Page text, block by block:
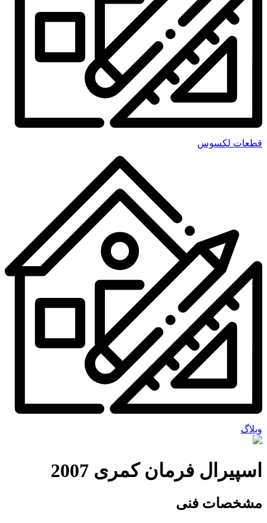
قطعات لکسوس
وبلاگ
اسپیرال فرمان کمری 2007
مشخصات فنی